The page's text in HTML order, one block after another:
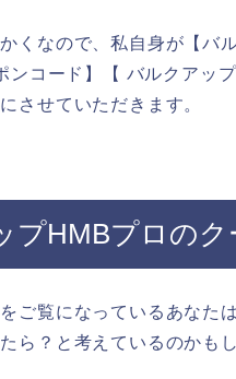
くなので、私自身が【バ
ンコード】【 バルクアッ
させていただきます。
プHMBプロのク
ご覧になっているあなた
ら？と考えているのかも